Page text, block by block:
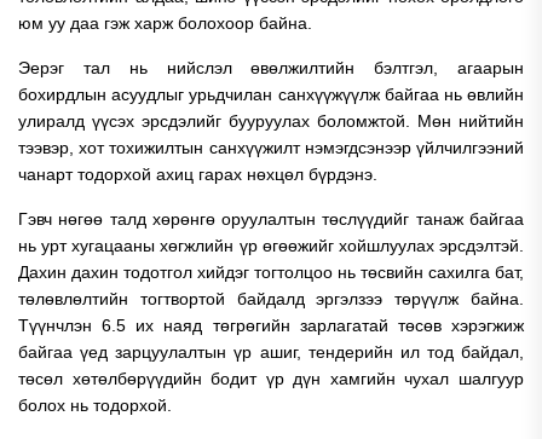
юм уу даа гэж харж болохоор байна.
Эерэг тал нь нийслэл өвөлжилтийн бэлтгэл, агаарын
бохирдлын асуудлыг урьдчилан санхүүжүүлж байгаа нь өвлийн
улиралд үүсэх эрсдэлийг бууруулах боломжтой. Мөн нийтийн
тээвэр, хот тохижилтын санхүүжилт нэмэгдсэнээр үйлчилгээний
чанарт тодорхой ахиц гарах нөхцөл бүрдэнэ.
Гэвч нөгөө талд хөрөнгө оруулалтын төслүүдийг танаж байгаа
нь урт хугацааны хөгжлийн үр өгөөжийг хойшлуулах эрсдэлтэй.
Дахин дахин тодотгол хийдэг тогтолцоо нь төсвийн сахилга бат,
төлөвлөлтийн тогтвортой байдалд эргэлзээ төрүүлж байна.
Түүнчлэн 6.5 их наяд төгрөгийн зарлагатай төсөв хэрэгжиж
байгаа үед зарцуулалтын үр ашиг, тендерийн ил тод байдал,
төсөл хөтөлбөрүүдийн бодит үр дүн хамгийн чухал шалгуур
болох нь тодорхой.